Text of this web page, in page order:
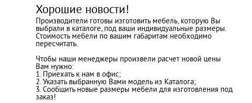
Хорошие новости!
Производители готовы изготовить мебель, которую Вы
выбрали в каталоге, под ваши индивидуальные размеры.
Стоимость мебели по вашим габаритам необходимо
пересчитать.
Чтобы наши менеджеры произвели расчет новой цены
Вам нужно:
1. Приехать к нам в офис;
2. Указать выбранную Вами модель из Каталога;
3. Сообщить новые размеры мебели для изготовления под
заказ!